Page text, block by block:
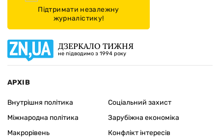
Підтримати незалежну
журналістику!
ДЗЕРКАЛО ТИЖНЯ
не підводимо з 1994 року
АРХІВ
Внутрішня політика
Міжнародна політика
Макрорівень
Соціальний захист
Зарубіжна економіка
Конфлікт інтересів